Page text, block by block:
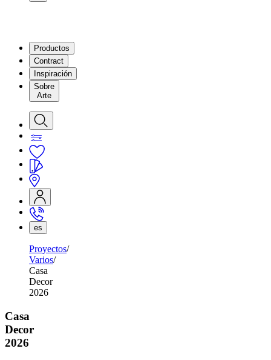
Productos
Contract
Inspiración
Sobre
Arte
es
Proyectos
Varios
Casa
Decor
2026
Casa
Decor
2026